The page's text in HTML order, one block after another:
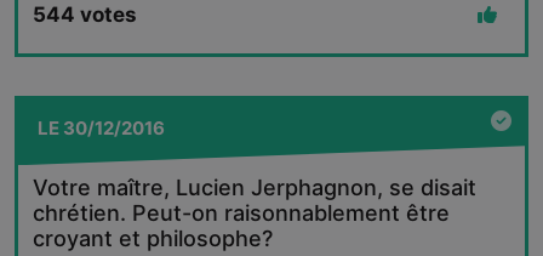
544 votes
LE 30/12/2016
Votre maître, Lucien Jerphagnon, se disait
chrétien. Peut-on raisonnablement être
croyant et philosophe?